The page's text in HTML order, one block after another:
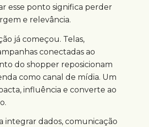
esse ponto significa perder
e relevância.
já começou. Telas,
conectadas ao
do shopper reposicionam
como canal de mídia. Um
influência e converte ao
integrar dados, comunicação